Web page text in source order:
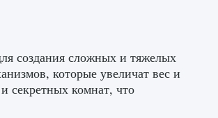
создания сложных и тяжелых
которые увеличат вес и
секретных комнат, что